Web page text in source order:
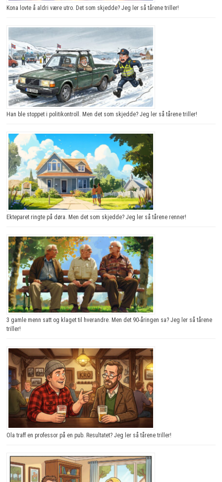
Kona lovte å aldri være utro. Det som skjedde? Jeg ler så tårene triller!
Han ble stoppet i politikontroll. Men det som skjedde? Jeg ler så tårene triller!
Ekteparet ringte på døra. Men det som skjedde? Jeg ler så tårene renner!
3 gamle menn satt og klaget til hverandre. Men det 90-åringen sa? Jeg ler så tårene
triller!
Ola traff en professor på en pub. Resultatet? Jeg ler så tårene triller!